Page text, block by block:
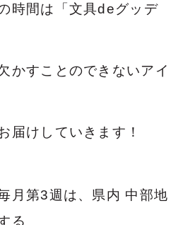
時間は「文具deグッデ
かすことのできないアイ
届けしていきます！
月第3週は、県内 中部地
る